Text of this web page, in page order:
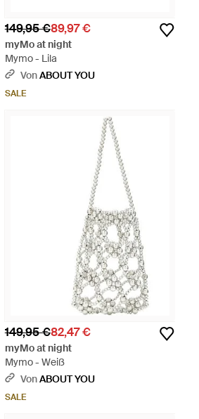
149,95 €89,97 €
myMo at night
Mymo - Lila
VonABOUT YOU
SALE
149,95 €82,47 €
myMo at night
Mymo - Weiß
VonABOUT YOU
SALE